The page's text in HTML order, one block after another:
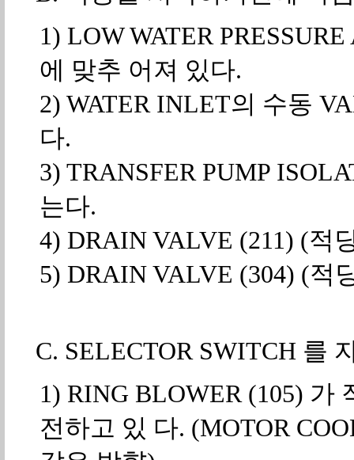
1) LOW WATER
에 맞추 어져 있다.
2) WATER INLET의 수동
다.
3) TRANSFER PUMP
는다.
4) DRAIN VALVE (211) (적
5) DRAIN VALVE (304) (적
C. SELECTOR SWITCH 를
1) RING BLOWER (105) 가
전하고 있 다. (MOTOR